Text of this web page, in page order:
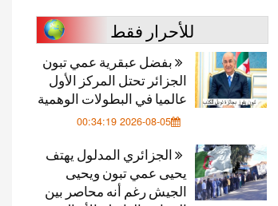
للأحرار فقط
بفضل عبقرية عمي تبون
الجزائر تحتل المركز الأول
عالميا في البطولات الوهمية
2026-08-05 00:34:19
الجزائري المدلول يهتف
يحيى عمي تبون ويحيى
الجيش رغم أنه محاصر بين